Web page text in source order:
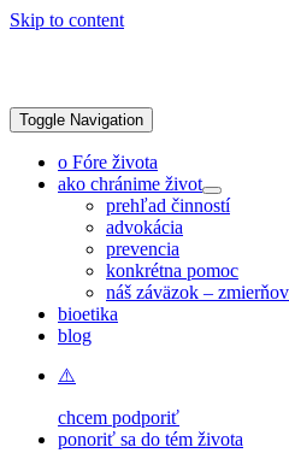
Skip to content
Toggle Navigation
o Fóre života
ako chránime život
prehľad činností
advokácia
prevencia
konkrétna pomoc
náš záväzok –
bioetika
blog
chcem podporiť
ponoriť sa do tém života